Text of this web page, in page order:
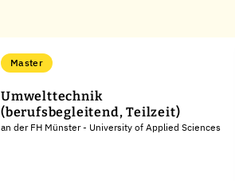
Master
Umwelttechnik
(berufsbegleitend, Teilzeit)
an der FH Münster - University of Applied Sciences